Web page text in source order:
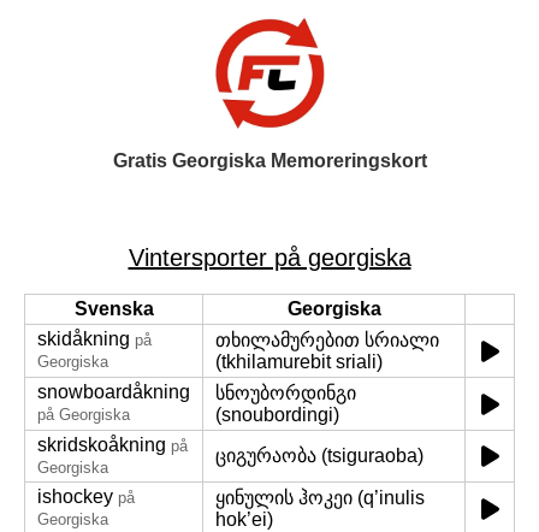
Gratis Georgiska Memoreringskort
Vintersporter på georgiska
Svenska
Georgiska
skidåkning på
Georgiska
თხილამურებით სრიალი
(tkhilamurebit sriali)
snowboardåkning
på Georgiska
სნოუბორდინგი
(snoubordingi)
skridskoåkning på
Georgiska
ციგურაობა (tsiguraoba)
ishockey på
Georgiska
ყინულის ჰოკეი (q’inulis
hok’ei)